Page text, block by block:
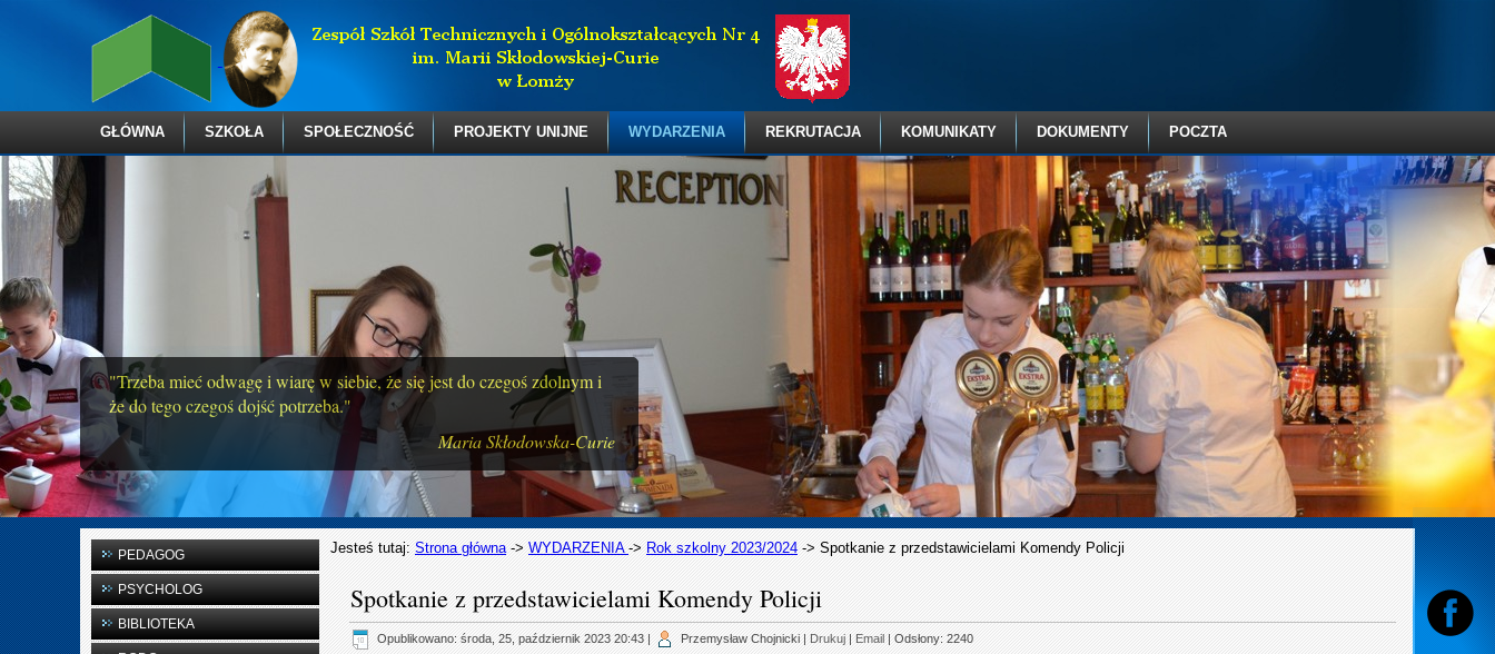
"Trzeba mieć odwagę i wiarę w siebie, że się jest do czegoś zdolnym i
że do tego czegoś dojść potrzeba."
Maria Skłodowska-Curie
GŁÓWNA SZKOŁA SPOŁECZNOŚĆ PROJEKTY UNIJNE WYDARZENIA REKRUTACJA KOMUNIKATY DOKUMENTY POCZTA
PEDAGOG
PSYCHOLOG
BIBLIOTEKA
Jesteś tutaj: Strona główna-> WYDARZENIA -> Rok szkolny 2023/2024 -> Spotkanie z przedstawicielami Komendy Policji
Spotkanie z przedstawicielami Komendy Policji
Opublikowano: środa, 25, październik 2023 20:43 | Przemysław Chojnicki | Drukuj | Email | Odsłony: 2240